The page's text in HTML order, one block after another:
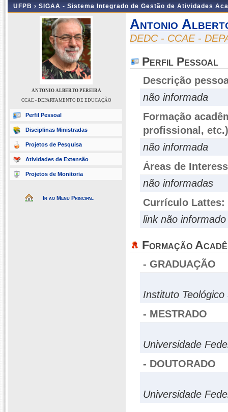
UFPB › SIGAA - Sistema Integrado de Gestão de Atividades
ANTONIO ALBERTO PEREIRA
CCAE - DEPARTAMENTO DE EDUCAÇÃO
Perfil Pessoal
Disciplinas Ministradas
Projetos de Pesquisa
Atividades de Extensão
Projetos de Monitoria
Ir ao Menu Principal
Antonio
DEDC - CCAE -
Perfil Pessoal
Descrição
não informada
Formação
profissional, etc.)
não informada
Áreas de
não informadas
Currículo Lattes:
link não informado
Formação
- GRADUAÇÃO
Instituto
- MESTRADO
Universidade
- DOUTORADO
Universidade